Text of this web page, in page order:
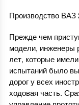
Производство ВАЗ
Прежде чем
модели, инженеры
лет, которые
испытаний было
дорог у всех
ходовая часть.